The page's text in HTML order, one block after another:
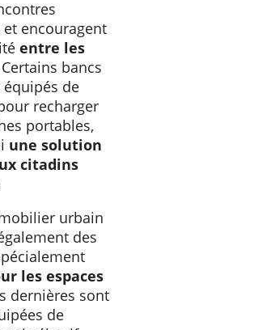
encouragent
entre les
bancs
de
recharger
portables,
une solution
citadins
urbain
des
les espaces
dernières sont
de